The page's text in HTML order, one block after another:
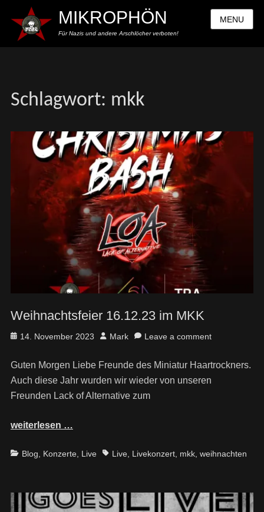
MIKROPHÖN
Für Nazis und andere Arschlöcher verboten!
MENU
Schlagwort: mkk
Weihnachtsfeier 16.12.23 im MKK
Posted
14. November 2023 Author
Mark Leave a comment
Guten Morgen Liebe Freunde des Miniatur Haartrockners.
Auch diese Jahr wurden wir wieder von unseren
Freunden Lack of Alternative zum
weiterlesen …
Categories
Blog Konzerte, Live TagsLive, Livekonzert, mkk, weihnachten